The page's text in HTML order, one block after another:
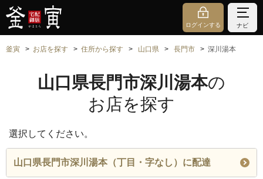
ログインする ナビ
釜寅 お店を探す 住所から探す 山口県 長門市 深川湯本
山口県長門市深川湯本の
お店を探す
選択してください。
山口県長門市深川湯本（丁目・字なし）に配達